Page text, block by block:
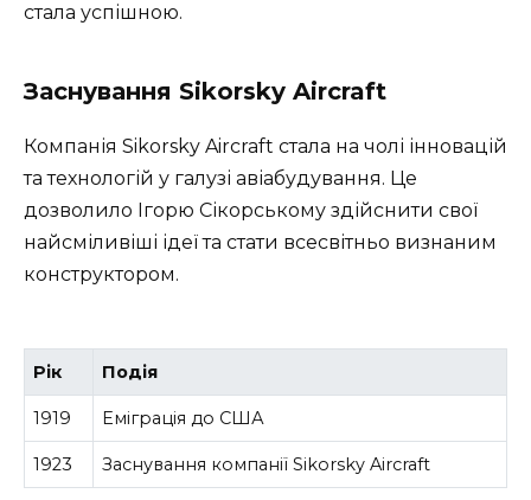
стала успішною.
Заснування Sikorsky Aircraft
Компанія Sikorsky Aircraft стала на чолі інновацій
та технологій у галузі авіабудування. Це
дозволило Ігорю Сікорському здійснити свої
найсміливіші ідеї та стати всесвітньо визнаним
конструктором.
Рік Подія
1919 Еміграція до США
1923 Заснування компанії Sikorsky Aircraft